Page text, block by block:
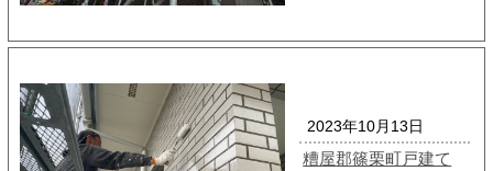
2023年10月13日
糟屋郡篠栗町戸建て